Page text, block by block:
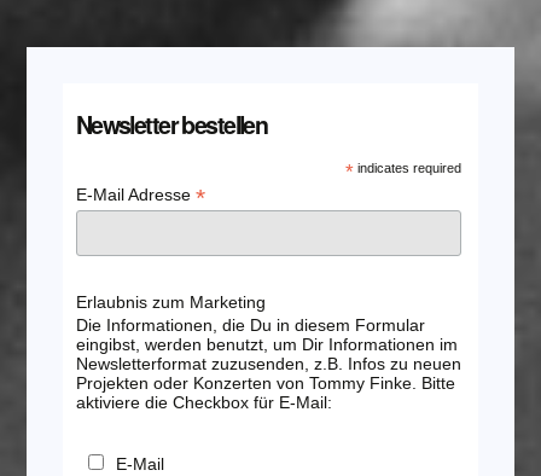
Newsletter bestellen
* indicates required
E-Mail Adresse *
Erlaubnis zum Marketing
Die Informationen, die Du in diesem Formular
eingibst, werden benutzt, um Dir Informationen im
Newsletterformat zuzusenden, z.B. Infos zu neuen
Projekten oder Konzerten von Tommy Finke. Bitte
aktiviere die Checkbox für E-Mail:
E-Mail